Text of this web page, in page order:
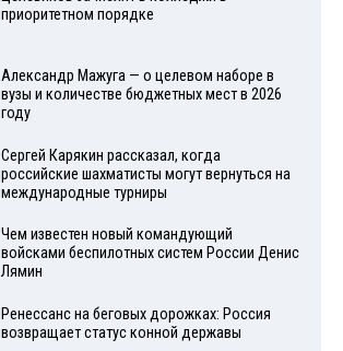
приоритетном порядке
Александр Мажуга — о целевом наборе в
вузы и количестве бюджетных мест в 2026
году
Сергей Карякин рассказал, когда
российские шахматисты могут вернуться на
международные турниры
Чем известен новый командующий
войсками беспилотных систем России Денис
Лямин
Ренессанс на беговых дорожках: Россия
возвращает статус конной державы